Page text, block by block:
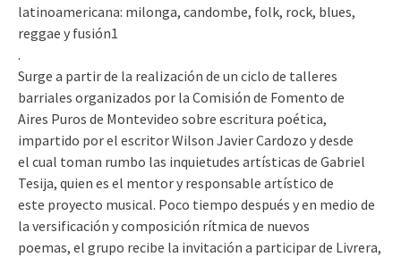
latinoamericana: milonga, candombe, folk, rock, blues,
reggae y fusión1
.
Surge a partir de la realización de un ciclo de talleres
barriales organizados por la Comisión de Fomento de
Aires Puros de Montevideo sobre escritura poética,
impartido por el escritor Wilson Javier Cardozo y desde
el cual toman rumbo las inquietudes artísticas de Gabriel
Tesija, quien es el mentor y responsable artístico de
este proyecto musical. Poco tiempo después y en medio de
la versificación y composición rítmica de nuevos
poemas, el grupo recibe la invitación a participar de Livrera,